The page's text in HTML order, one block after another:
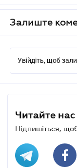
Залиште
Увійдіть, щоб
Читайте
Підпишіться,